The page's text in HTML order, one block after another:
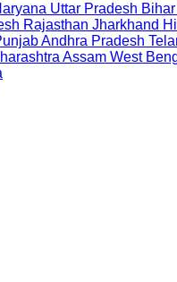
Uttar Pradesh Bihar
Rajasthan Jharkhand
Andhra Pradesh
Assam West